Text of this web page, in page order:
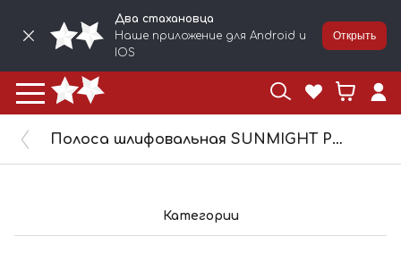
Два стахановца
Наше приложение для Android и
IOS
Открыть
Полоса шлифовальная SUNMIGHT P220 GOLD 70х420мм без отв, золотистая 05411
Категории